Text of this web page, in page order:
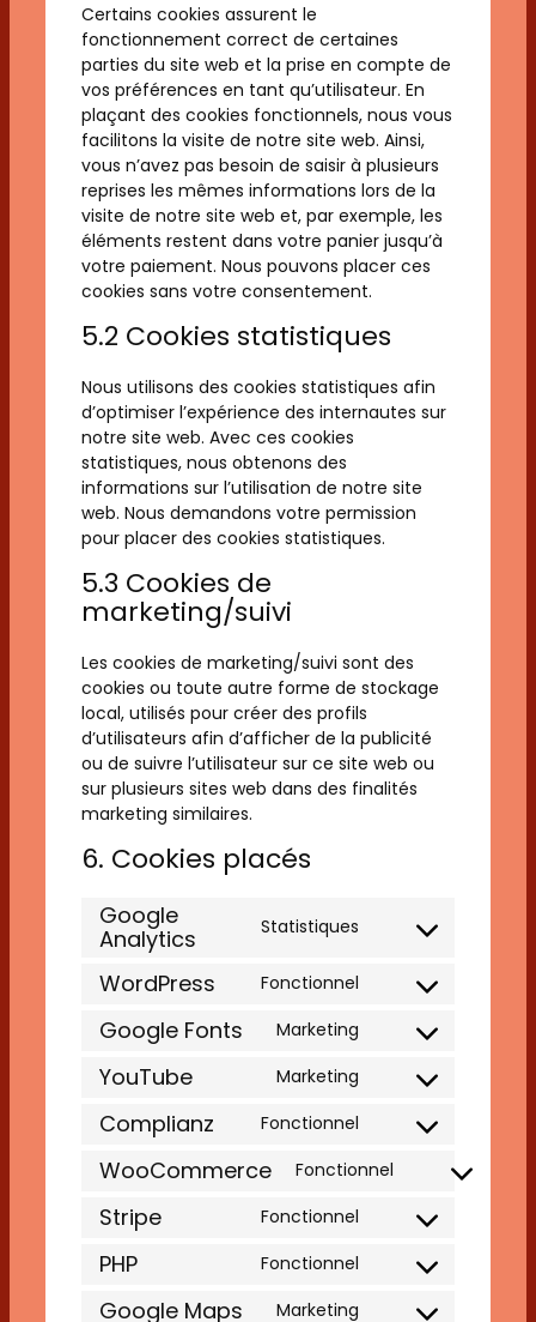
Certains cookies assurent le
fonctionnement correct de certaines
parties du site web et la prise en compte de
vos préférences en tant qu’utilisateur. En
plaçant des cookies fonctionnels, nous vous
facilitons la visite de notre site web. Ainsi,
vous n’avez pas besoin de saisir à plusieurs
reprises les mêmes informations lors de la
visite de notre site web et, par exemple, les
éléments restent dans votre panier jusqu’à
votre paiement. Nous pouvons placer ces
cookies sans votre consentement.
5.2 Cookies statistiques
Nous utilisons des cookies statistiques afin
d’optimiser l’expérience des internautes sur
notre site web. Avec ces cookies
statistiques, nous obtenons des
informations sur l’utilisation de notre site
web. Nous demandons votre permission
pour placer des cookies statistiques.
5.3 Cookies de
marketing/suivi
Les cookies de marketing/suivi sont des
cookies ou toute autre forme de stockage
local, utilisés pour créer des profils
d’utilisateurs afin d’afficher de la publicité
ou de suivre l’utilisateur sur ce site web ou
sur plusieurs sites web dans des finalités
marketing similaires.
6. Cookies placés
Google
Analytics
Statistiques
Consent
service
analytics
WordPress Fonctionnel
Consent
service
wordpress
Google Fonts Marketing
Consent
service
google-
YouTube Marketing
Consent
service
youtube
Complianz Fonctionnel
Consent
to
complianz
WooCommerce Fonctionnel
Consent
service
Stripe Fonctionnel
Consent
service
stripe
PHP Fonctionnel
Consent
Google Maps Marketing